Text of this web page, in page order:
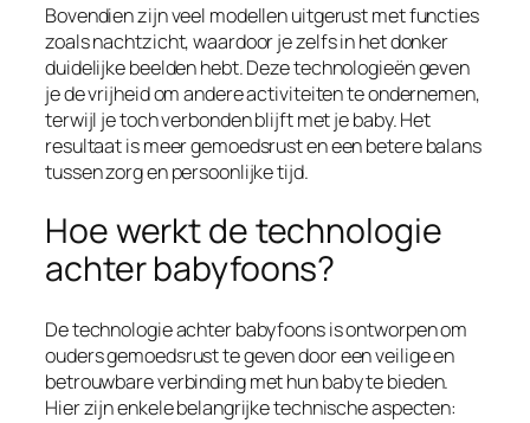
Bovendien zijn veel modellen uitgerust met functies
zoals nachtzicht, waardoor je zelfs in het donker
duidelijke beelden hebt. Deze technologieën geven
je de vrijheid om andere activiteiten te ondernemen,
terwijl je toch verbonden blijft met je baby. Het
resultaat is meer gemoedsrust en een betere balans
tussen zorg en persoonlijke tijd.
Hoe werkt de technologie
achter babyfoons?
De technologie achter babyfoons is ontworpen om
ouders gemoedsrust te geven door een veilige en
betrouwbare verbinding met hun baby te bieden.
Hier zijn enkele belangrijke technische aspecten: